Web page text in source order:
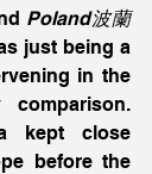
Poland波蘭
just being a
in the
comparison.
kept close
before the